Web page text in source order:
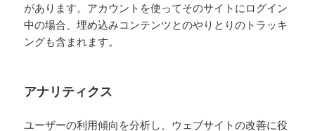
があります。アカウントを使ってそのサイトにログイン
中の場合、埋め込みコンテンツとのやりとりのトラッキ
ングも含まれます。
アナリティクス
ユーザーの利用傾向を分析し、ウェブサイトの改善に役